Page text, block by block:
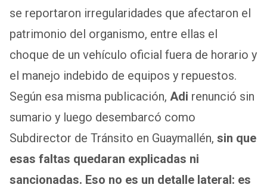
se reportaron irregularidades que afectaron el
patrimonio del organismo, entre ellas el
choque de un vehículo oficial fuera de horario y
el manejo indebido de equipos y repuestos.
Según esa misma publicación, Adi renunció sin
sumario y luego desembarcó como
Subdirector de Tránsito en Guaymallén, sin que
esas faltas quedaran explicadas ni
sancionadas. Eso no es un detalle lateral: es